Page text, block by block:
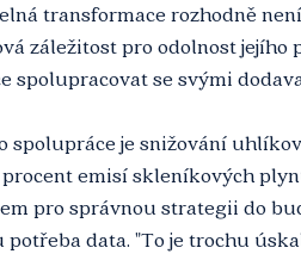
transformace rozhodně
záležitost pro odolnost jejího
spolupracovat se svými
spolupráce je snižování
emisí skleníkových
pro správnou strategii do
data. "To je trochu